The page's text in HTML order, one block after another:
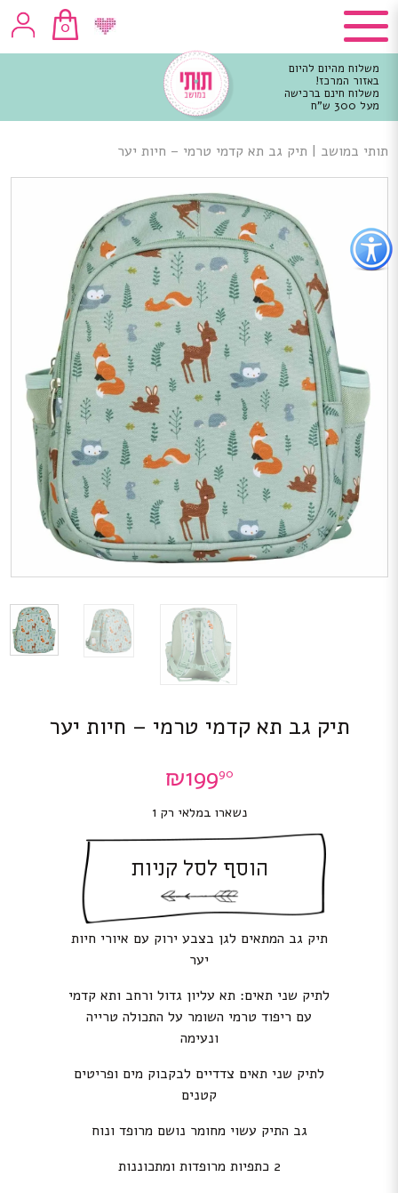
כפתור
לפתיחת
תפריט
נגישות
0
משלוח מהיום להיום
באזור המרכז!
משלוח חינם ברכישה
מעל 300 ש"ח
מרכזי
תותי במושב | תיק גב תא קדמי טרמי – חיות יער
תיק גב תא קדמי טרמי – חיות יער
₪19990
נשארו במלאי רק 1
הוסף לסל קניות
תיק גב המתאים לגן בצבע ירוק עם איורי חיות
יער
לתיק שני תאים: תא עליון גדול ורחב ותא קדמי
עם ריפוד טרמי השומר על התכולה טרייה
ונעימה
לתיק שני תאים צדדיים לבקבוק מים ופריטים
קטנים
גב התיק עשוי מחומר נושם מרופד ונוח
2 כתפיות מרופדות ומתכוננות